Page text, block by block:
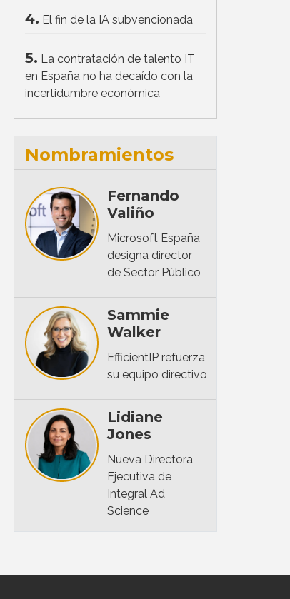
4. El fin de la IA subvencionada
5. La contratación de talento IT
en España no ha decaído con la
incertidumbre económica
Nombramientos
Fernando
Valiño
Microsoft España
designa director
de Sector Público
Sammie
Walker
EfficientIP refuerza
su equipo directivo
Lidiane
Jones
Nueva Directora
Ejecutiva de
Integral Ad
Science